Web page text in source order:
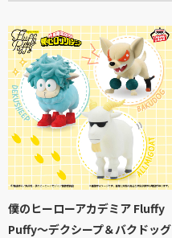
僕のヒーローアカデミア Fluffy
Puffy～デクシープ＆バクドッグ